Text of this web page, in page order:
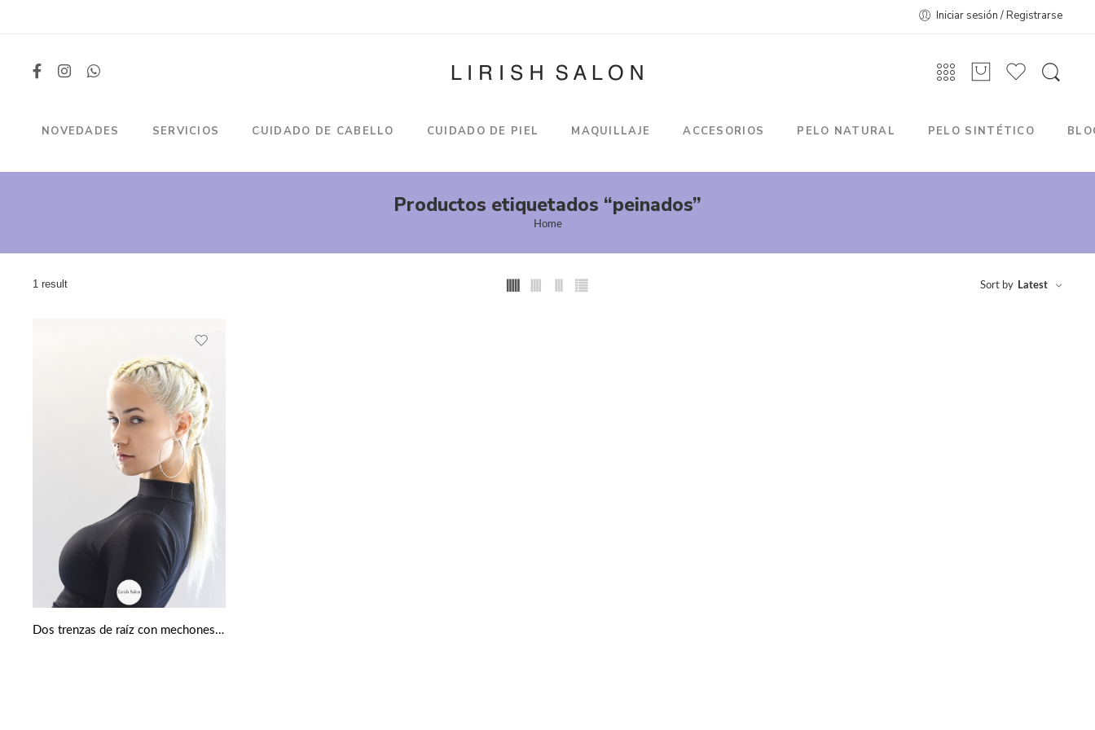
Iniciar sesión / Registrarse
NOVEDADES SERVICIOS CUIDADO DE CABELLO CUIDADO DE PIEL MAQUILLAJE ACCESORIOS PELO NATURAL PELO SINTÉTICO
Productos etiquetados “peinados”
Home
1 result Sort by Latest
Dos trenzas de raíz con mechones sueltos